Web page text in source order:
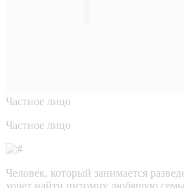
Частное лицо
Частное лицо
Человек, который занимается
хочет найти питомцу любящую